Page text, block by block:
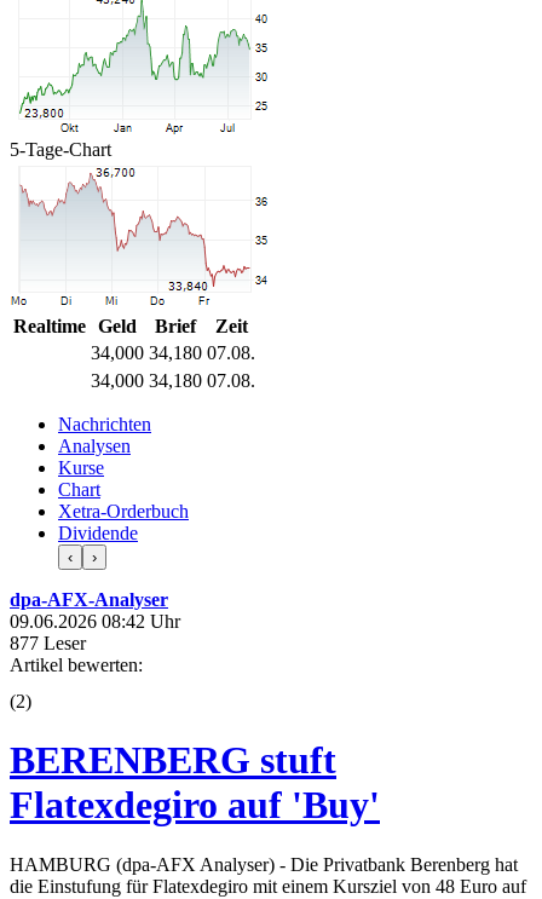
5-Tage-Chart
Realtime Geld Brief
Zeit
34,000 34,180 07.08.
34,000 34,180 07.08.
Nachrichten
Analysen
Kurse
Chart
Xetra-Orderbuch
Dividende
‹ ›
dpa-AFX-Analyser
09.06.2026 08:42 Uhr
877 Leser
Artikel bewerten:
(2)
BERENBERG stuft
Flatexdegiro auf 'Buy'
HAMBURG (dpa-AFX Analyser) - Die Privatbank Berenberg hat
die Einstufung für Flatexdegiro mit einem Kursziel von 48 Euro auf